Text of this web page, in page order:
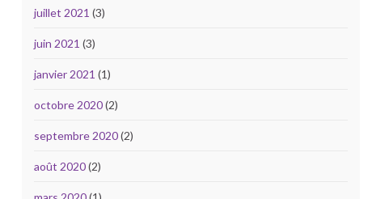
juillet 2021 (3)
juin 2021 (3)
janvier 2021 (1)
octobre 2020(2)
septembre 2020(2)
août 2020(2)